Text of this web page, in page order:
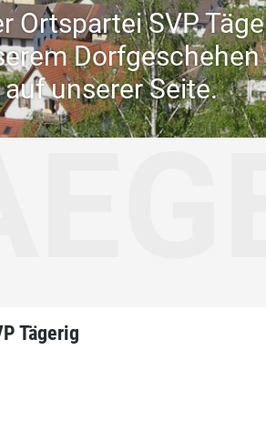
Ortspartei SVP
unserer Seite.
Tägerig